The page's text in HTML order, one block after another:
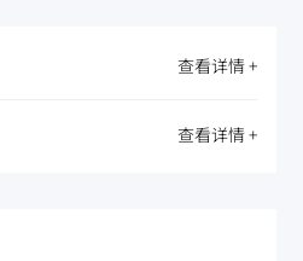
查看详情 +
查看详情 +